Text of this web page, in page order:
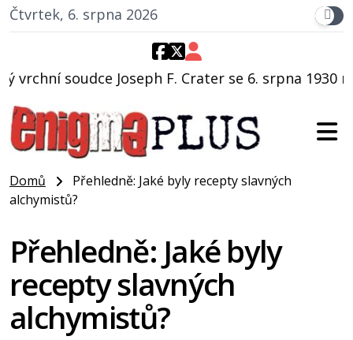
Čtvrtek, 6. srpna 2026
F. Crater se 6. srpna 1930 navečeří ve své
Domů
Přehledně: Jaké byly recepty slavných
alchymistů?
Přehledně: Jaké byly
recepty slavných
alchymistů?